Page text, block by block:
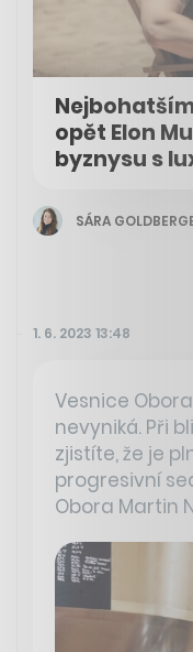
opět Elon
byznysu s
SÁRA
1. 6. 2023 13:48
Vesnice
nevyniká. Při
zjistíte, že je
progresivní
Obora Martin